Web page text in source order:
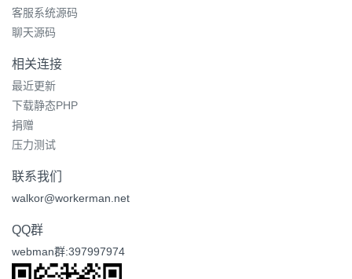
客服系统源码
聊天源码
相关连接
最近更新
下载静态PHP
捐赠
压力测试
联系我们
walkor@workerman.net
QQ群
webman群:397997974